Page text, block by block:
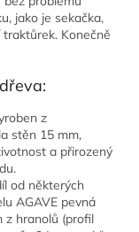
jako je sekačka,
Konečně
z
stěn 15 mm,
a přirozený
od některých
AGAVE pevná
z hranolů (profil